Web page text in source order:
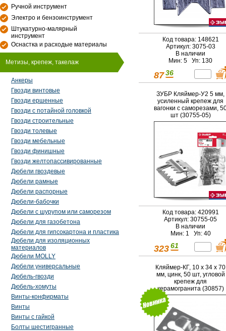
Ручной инструмент
Электро и бензоинструмент
Штукатурно-малярный
инструмент
Оснастка и расходые материалы
Метизы, крепеж, такелаж
Анкеры
Гвозди винтовые
Гвозди ершенные
Гвозди с потайной головкой
Гвозди строительные
Гвозди толевые
Гвозди мебельные
Гвозди финишные
Гвозди желтопассивированные
Дюбели гвоздевые
Дюбели рамные
Дюбели распорные
Дюбели-бабочки
Дюбели с шурупом или саморезом
Дюбели для газобетона
Дюбели для гипсокартона и пластика
Дюбели для изоляционных
материалов
Дюбели MOLLY
Дюбели универсальные
Дюбель-гвозди
Дюбель-хомуты
Винты-конфирматы
Винты
Винты с гайкой
Болты шестигранные
Код товара: 148621
Артикул: 3075-03
В наличии
Мин: 5 Уп: 130
87 36
ЗУБР Кляймер-У2 5 мм,
усиленный крепеж для
вагонки с саморезами,
шт (30755-05)
Код товара: 420991
Артикул: 30755-05
В наличии
Мин: 1 Уп: 40
323 61
Кляймер-КГ, 10 x 34 x 70
мм, цинк, 50 шт, угловой
крепеж для
керамогранита (30857)